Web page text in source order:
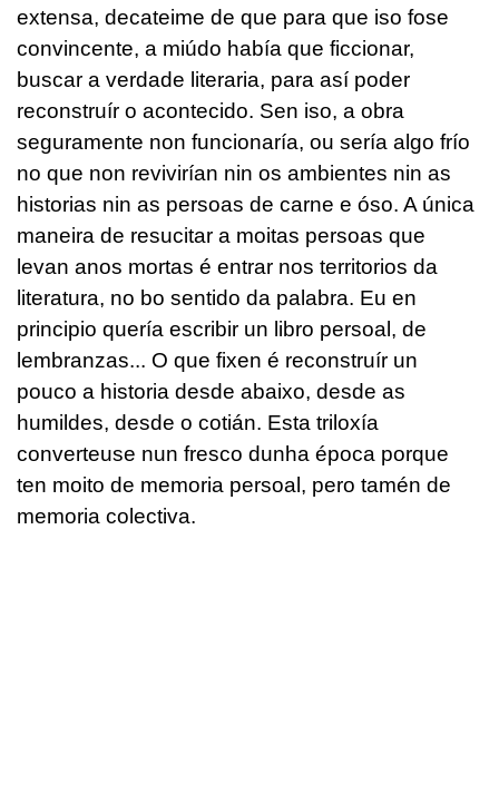
extensa, decateime de que para que iso fose
convincente, a miúdo había que ficcionar,
buscar a verdade literaria, para así poder
reconstruír o acontecido. Sen iso, a obra
seguramente non funcionaría, ou sería algo frío
no que non revivirían nin os ambientes nin as
historias nin as persoas de carne e óso. A única
maneira de resucitar a moitas persoas que
levan anos mortas é entrar nos territorios da
literatura, no bo sentido da palabra. Eu en
principio quería escribir un libro persoal, de
lembranzas... O que fixen é reconstruír un
pouco a historia desde abaixo, desde as
humildes, desde o cotián. Esta triloxía
converteuse nun fresco dunha época porque
ten moito de memoria persoal, pero tamén de
memoria colectiva.